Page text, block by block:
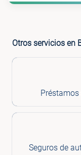
Otros servicios en
Préstamos
Seguros de